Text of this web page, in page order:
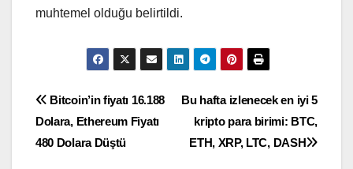
muhtemel olduğu belirtildi.
Yazı
gezinmesi
Bu hafta izlenecek en iyi 5
kripto para birimi: BTC,
ETH, XRP, LTC, DASH
Bitcoin’in fiyatı 16.188
Dolara, Ethereum Fiyatı
480 Dolara Düştü